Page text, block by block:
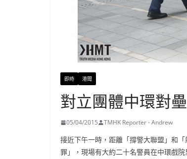
即時 港聞
對立團體中環對
05/04/2015 TMHK Reporter - Andrew
接近下午一時，距離「撐警大聯盟」和
罪」，現場有大約二十名警員在中環戲